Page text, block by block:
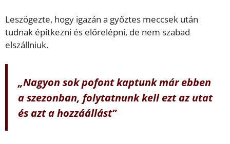
Leszögezte, hogy igazán a győztes meccsek után
tudnak építkezni és előrelépni, de nem szabad
elszállniuk.
„Nagyon sok pofont kaptunk már ebben
a szezonban, folytatnunk kell ezt az utat
és azt a hozzáállást”